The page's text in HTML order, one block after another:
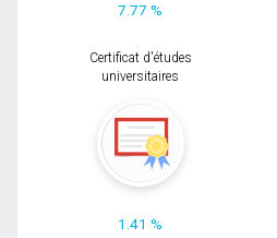
7.77 %
Certificat d'études
universitaires
1.41 %